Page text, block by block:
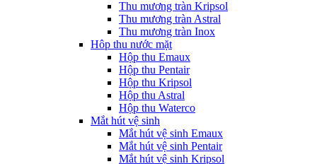
Thu mương tràn Kripsol
Thu mương tràn Astral
Thu mương tràn Inox
Hôp thu nước mặt
Hộp thu Emaux
Hộp thu Pentair
Hộp thu Kripsol
Hộp thu Astral
Hộp thu Waterco
Mắt hút vệ sinh
Mắt hút vệ sinh Emaux
Mắt hút vệ sinh Pentair
Mắt hút vệ sinh Kripsol